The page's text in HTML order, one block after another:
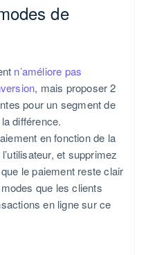
de
n’améliore pas
, mais proposer 2
pour un segment de
différence.
en fonction de la
et supprimez
le paiement reste clair
que les clients
en ligne sur ce